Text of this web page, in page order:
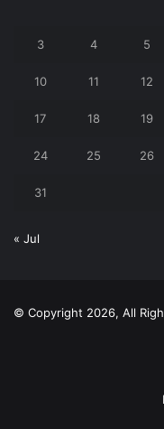
3 4 5
10 11 12
17 18 19
24 25 26
31
« Jul
© Copyright 2026, All